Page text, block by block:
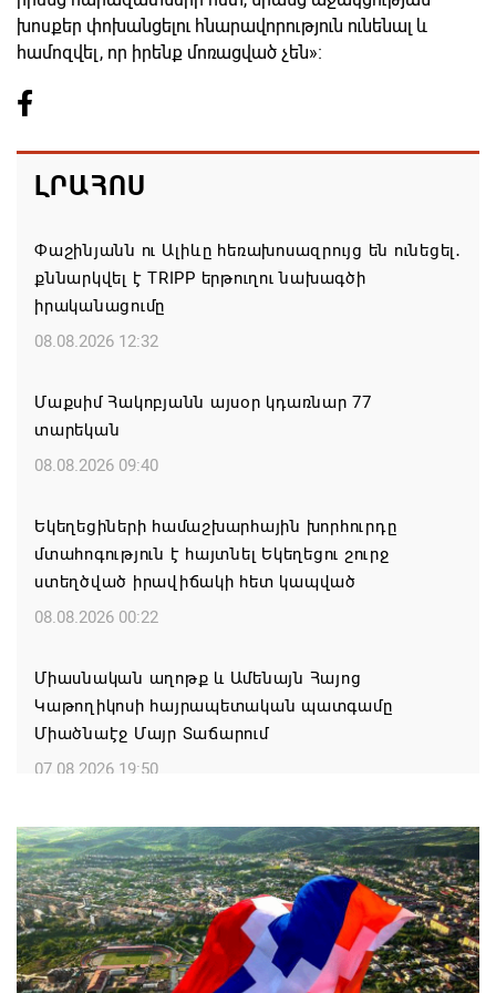
խոսքեր փոխանցելու հնարավորություն ունենալ և
համոզվել, որ իրենք մոռացված չեն»։
ԼՐԱՀՈՍ
Փաշինյանն ու Ալիևը հեռախոսազրույց են ունեցել․
քննարկվել է TRIPP երթուղու նախագծի
իրականացումը
08.08.2026 12:32
Մաքսիմ Հակոբյանն այսօր կդառնար 77
տարեկան
08.08.2026 09:40
Եկեղեցիների համաշխարհային խորհուրդը
մտահոգություն է հայտնել Եկեղեցու շուրջ
ստեղծված իրավիճակի հետ կապված
08.08.2026 00:22
Միասնական աղոթք և Ամենայն Հայոց
Կաթողիկոսի հայրապետական պատգամը
Միածնաէջ Մայր Տաճարում
07.08.2026 19:50
Ժամանակակից Բելառուսին պակասում է այն
կառավարման համակարգը, որը կար խորհրդային
ժամանակներում, հայտարարել է Ալեքսանդր
Լուկաշենկոն
07.08.2026 17:16